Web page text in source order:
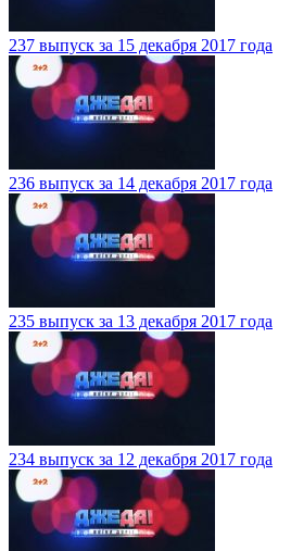
237 выпуск за 15 декабря 2017 года
236 выпуск за 14 декабря 2017 года
235 выпуск за 13 декабря 2017 года
234 выпуск за 12 декабря 2017 года